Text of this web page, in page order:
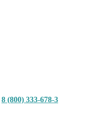
8 (800) 333-678-3